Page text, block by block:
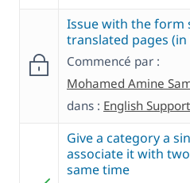
Issue with the form
translated pages
Commencé par :
Mohamed Amine
dans : English Support
Give a category a
associate it with
same time